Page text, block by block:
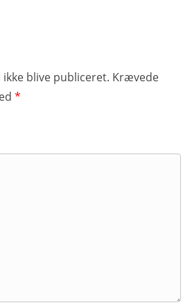
blive publiceret. Krævede
*